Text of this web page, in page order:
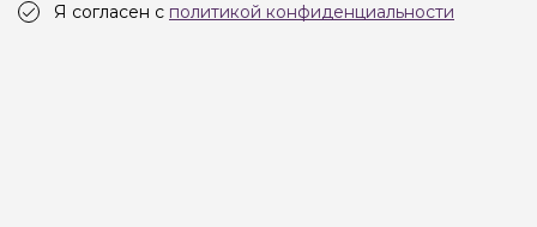
Я согласен с политикой конфиденциальности